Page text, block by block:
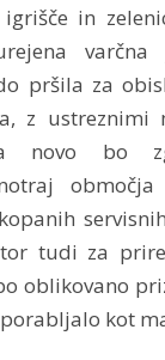
in
varčna
pršila za
z ustreznimi
novo bo
tudi za
oblikovano
kot